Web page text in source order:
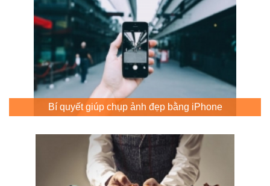
Bí quyết giúp chụp ảnh đẹp bằng iPhone